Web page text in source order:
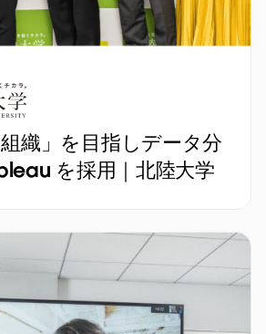
組織」を目指しデータ分
を採用｜北陸大学